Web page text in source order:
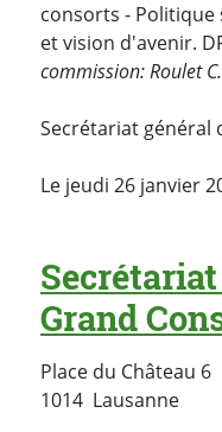
consorts - Politique
et vision d'avenir.
commission: Roulet C.
Secrétariat général
Le jeudi 26 janvier
Grand
Place du Château 6
1014 LausanneSuisse